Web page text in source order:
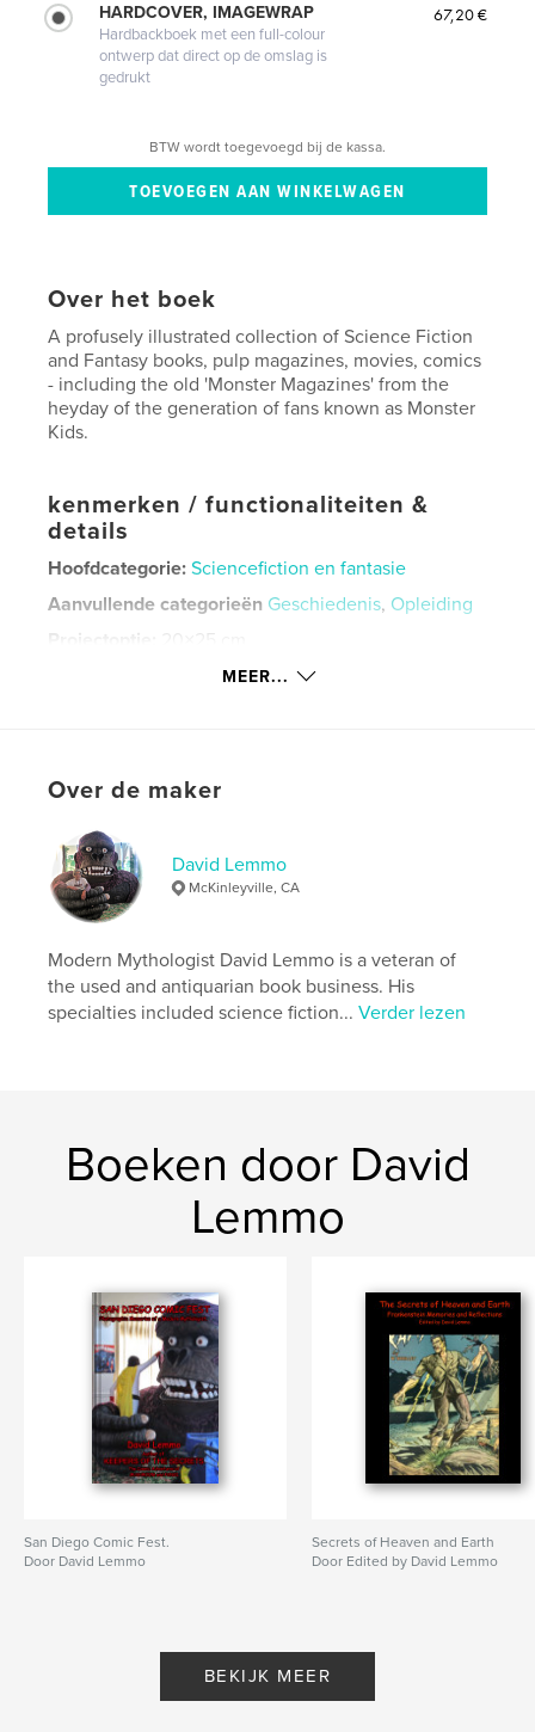
HARDCOVER, IMAGEWRAP
Hardbackboek met een full-colour
ontwerp dat direct op de omslag is
gedrukt
67,20 €
BTW wordt toegevoegd bij de kassa.
Over het boek
A profusely illustrated collection of Science Fiction
and Fantasy books, pulp magazines, movies, comics
- including the old 'Monster Magazines' from the
heyday of the generation of fans known as Monster
Kids.
kenmerken / functionaliteiten &
details
Hoofdcategorie: Sciencefiction en fantasie
Aanvullende categorieën Geschiedenis, Opleiding
Projectoptie:
20×25 cm
TaalEnglish
MEER...
Over de maker
David Lemmo
McKinleyville, CA
Modern Mythologist David Lemmo is a veteran of
the used and antiquarian book business. His
specialties included science fiction...Verder lezen
Boeken door David
Lemmo
San Diego Comic Fest.
Door David Lemmo
Secrets of Heaven and Earth
Door Edited by David Lemmo
BEKIJK MEER